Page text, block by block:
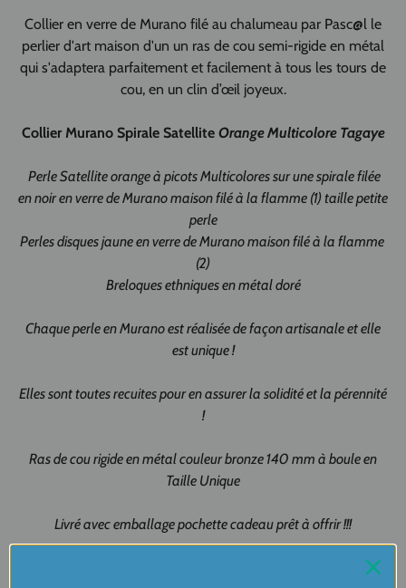
Collier en verre de Murano filé au chalumeau par Pasc@l le
perlier d'art maison d'un un ras de cou semi-rigide en métal
qui s'adaptera parfaitement et facilement à tous les tours de
cou, en un clin d’œil joyeux.
Collier Murano Spirale Satellite Orange Multicolore Tagaye
Perle Satellite orange à picots Multicolores sur une spirale filée
en noir en verre de Murano maison filé à la flamme (1) taille petite
perle
Perles disques jaune en verre de Murano maison filé à la flamme
(2)
Breloques ethniques en métal doré
Chaque perle en Murano est réalisée de façon artisanale et elle
est unique !
Elles sont toutes recuites pour en assurer la solidité et la pérennité
!
Ras de cou rigide en métal couleur bronze 140 mm à boule en
Taille Unique
Livré avec emballage pochette cadeau prêt à offrir !!!